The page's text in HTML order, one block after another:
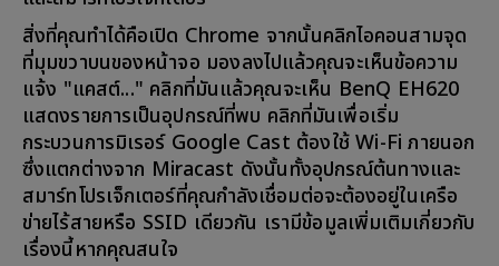
สิ่งที่คุณทำได้คือเปิด Chrome จากนั้นคลิกไอคอนสามจุด
ที่มุมขวาบนของหน้าจอ มองลงไปแล้วคุณจะเห็นข้อความ
แจ้ง "แคสต์..." คลิกที่มันแล้วคุณจะเห็น BenQ EH620
แสดงรายการเป็นอุปกรณ์ที่พบ คลิกที่มันเพื่อเริ่ม
กระบวนการมิเรอร์ Google Cast ต้องใช้ Wi-Fi ภายนอก
ซึ่งแตกต่างจาก Miracast ดังนั้นทั้งอุปกรณ์ต้นทางและ
สมาร์ทโปรเจ็กเตอร์ที่คุณกำลังเชื่อมต่อจะต้องอยู่ในเครือ
ข่ายไร้สายหรือ SSID เดียวกัน เรามีข้อมูลเพิ่มเติมเกี่ยวกับ
เรื่องนี้หากคุณสนใจ